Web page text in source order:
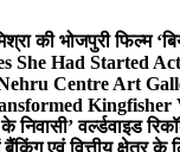
की भोजपुरी फिल्म
She Had Started
Centre Art
निवासी’ वर्ल्डवाइड
एवं वित्तीय क्षेत्र